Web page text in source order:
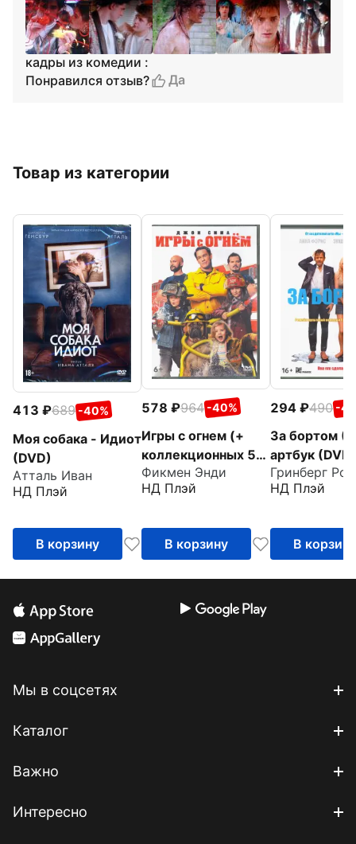
кадры из комедии :
Понравился отзыв?
Да
Товар из категории
413 689 -40%
Моя собака - Идиот
(DVD)
Атталь Иван
НД Плэй
В корзину
578 964 -40%
Игры с огнем (+
коллекционных 5
карточек) (DVD)
Фикмен Энди
НД Плэй
В корзину
294 490 -
За бортом
артбук (DVD)
Гринберг Роб
НД Плэй
В корзину
Мы в соцсетях
Каталог
Важно
Интересно